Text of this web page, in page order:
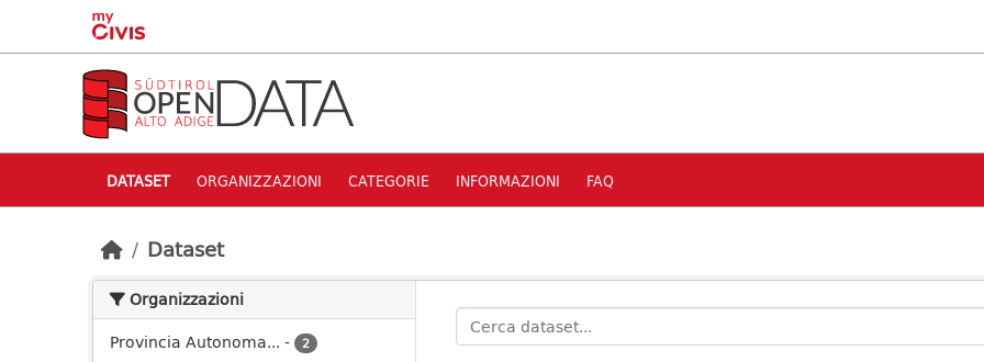
Skip to main content
DATASET ORGANIZZAZIONI CATEGORIE INFORMAZIONI FAQ
Dataset
Organizzazioni
Provincia Autonoma... - 2